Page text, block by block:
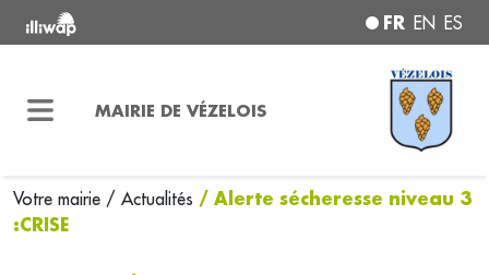
FR EN ES
MAIRIE DE VÉZELOIS
Votre mairie / Actualités / Alerte sécheresse niveau 3
:CRISE